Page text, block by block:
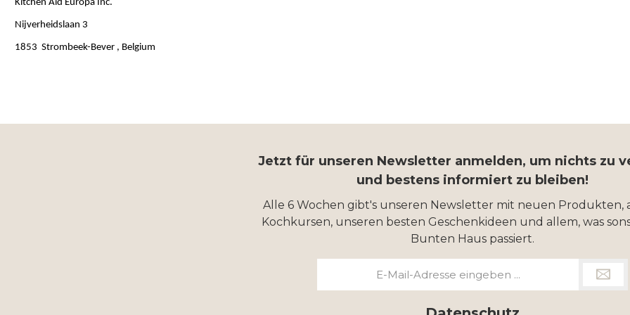
Kitchen Aid Europa Inc.
Nijverheidslaan 3
1853 Strombeek-Bever , Belgium
Jetzt für unseren Newsletter anmelden, um nichts zu
und bestens informiert zu bleiben!
Alle 6 Wochen gibt's unseren Newsletter mit neuen Produkten,
Kochkursen, unseren besten Geschenkideen und allem, was
Bunten Haus passiert.